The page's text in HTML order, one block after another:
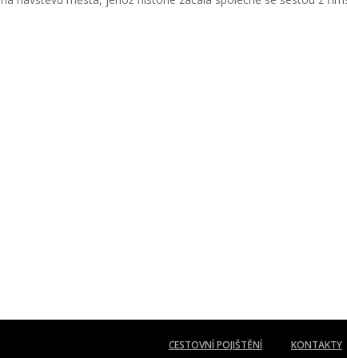
CESTOVNÍ POJIŠTĚNÍ KONTAKTY